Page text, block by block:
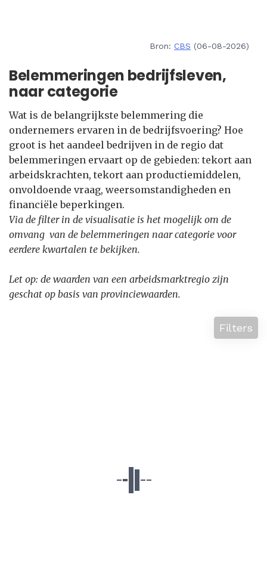
Bron: CBS (06-08-2026)
Belemmeringen bedrijfsleven,
naar categorie
Wat is de belangrijkste belemmering die
ondernemers ervaren in de bedrijfsvoering? Hoe
groot is het aandeel bedrijven in de regio dat
belemmeringen ervaart op de gebieden: tekort aan
arbeidskrachten, tekort aan productiemiddelen,
onvoldoende vraag, weersomstandigheden en
financiële beperkingen.
Via de filter in de visualisatie is het mogelijk om de
omvang van de belemmeringen naar categorie voor
eerdere kwartalen te bekijken.
Let op: de waarden van een arbeidsmarktregio zijn
geschat op basis van provinciewaarden.
Filters